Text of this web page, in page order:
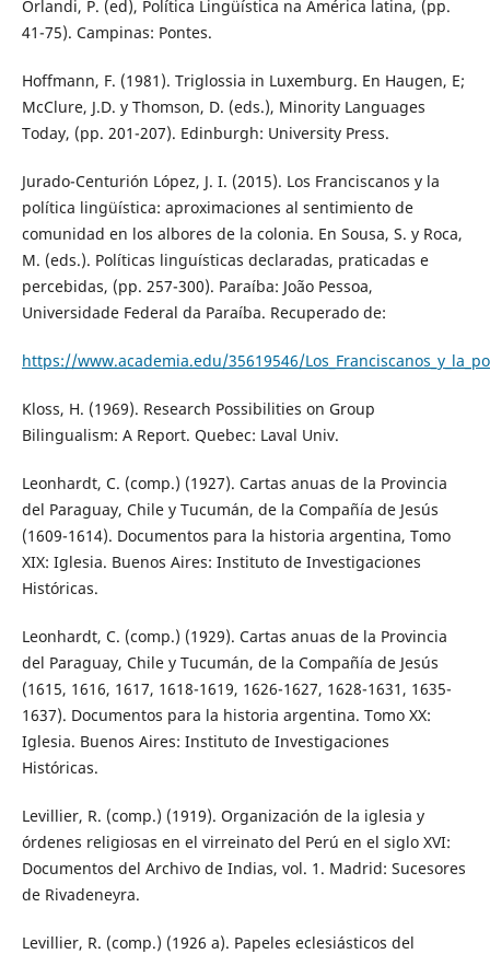
Orlandi, P. (ed), Política Lingüística na América latina, (pp.
41-75). Campinas: Pontes.
Hoffmann, F. (1981). Triglossia in Luxemburg. En Haugen, E;
McClure, J.D. y Thomson, D. (eds.), Minority Languages
Today, (pp. 201-207). Edinburgh: University Press.
Jurado-Centurión López, J. I. (2015). Los Franciscanos y la
política lingüística: aproximaciones al sentimiento de
comunidad en los albores de la colonia. En Sousa, S. y Roca,
M. (eds.). Políticas linguísticas declaradas, praticadas e
percebidas, (pp. 257-300). Paraíba: João Pessoa,
Universidade Federal da Paraíba. Recuperado de:
https://www.academia.edu/35619546/
Kloss, H. (1969). Research Possibilities on Group
Bilingualism: A Report. Quebec: Laval Univ.
Leonhardt, C. (comp.) (1927). Cartas anuas de la Provincia
del Paraguay, Chile y Tucumán, de la Compañía de Jesús
(1609-1614). Documentos para la historia argentina, Tomo
XIX: Iglesia. Buenos Aires: Instituto de Investigaciones
Históricas.
Leonhardt, C. (comp.) (1929). Cartas anuas de la Provincia
del Paraguay, Chile y Tucumán, de la Compañía de Jesús
(1615, 1616, 1617, 1618-1619, 1626-1627, 1628-1631, 1635-
1637). Documentos para la historia argentina. Tomo XX:
Iglesia. Buenos Aires: Instituto de Investigaciones
Históricas.
Levillier, R. (comp.) (1919). Organización de la iglesia y
órdenes religiosas en el virreinato del Perú en el siglo XVI:
Documentos del Archivo de Indias, vol. 1. Madrid: Sucesores
de Rivadeneyra.
Levillier, R. (comp.) (1926 a). Papeles eclesiásticos del